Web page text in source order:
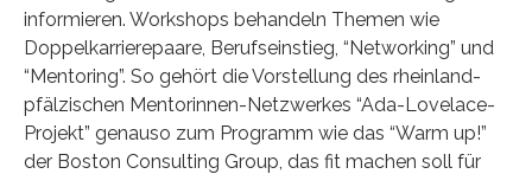
informieren. Workshops behandeln Themen wie
Doppelkarrierepaare, Berufseinstieg, “Networking” und
“Mentoring”. So gehört die Vorstellung des rheinland-
pfälzischen Mentorinnen-Netzwerkes “Ada-Lovelace-
Projekt” genauso zum Programm wie das “Warm up!”
der Boston Consulting Group, das fit machen soll für